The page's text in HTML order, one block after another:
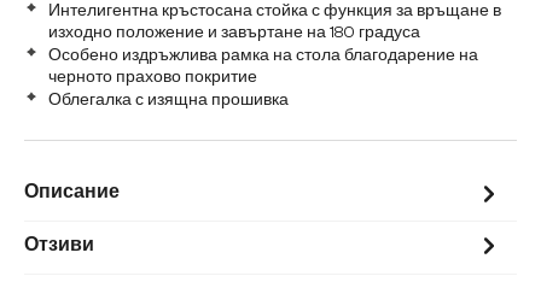
Интелигентна кръстосана стойка с функция за връщане в
изходно положение и завъртане на 180 градуса
Особено издръжлива рамка на стола благодарение на
черното прахово покритие
Облегалка с изящна прошивка
Описание
Отзиви